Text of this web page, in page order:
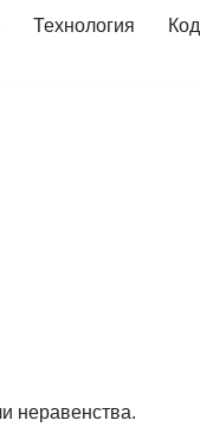
Технология Код
неравенства.